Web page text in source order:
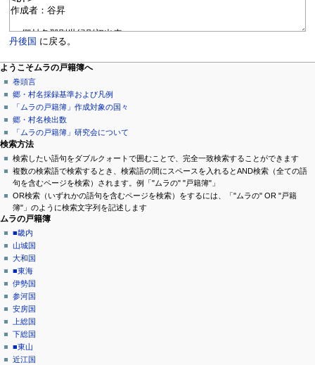
丹後国 に戻る。
ナ
ビ
ゲ
ー
シ
ョ
メ
ニ
ュ
ー
ページ操作
ペ
ー
ジ
議
論
閲
覧
ソ
ー
を
閲
歴
個人用ツール
ロ
グ
イ
ン
ようこそムラの戸籍簿へ
巻頭言
郷・村名採録基準および凡例
「ムラの戸籍簿」作成対象の国々
郷・村名検出数
「ムラの戸籍簿」研究会について
検索方法
検索したい語句をダブルクォートで囲むことで、完全一致検索することができます
複数の検索語で検索するとき、検索語の間にスペースを入れるとAND検索（全ての語
句を含むページを検索）されます。例「"ムラの" "戸籍簿"」
OR検索（いずれかの語句を含むページを検索）をするには、「"ムラの" OR "戸籍
簿"」のように検索文字列を記述します
ムラの戸籍簿
■畿内
山城国
大和国
■東海
伊勢国
参河国
安房国
上総国
下総国
■東山
近江国